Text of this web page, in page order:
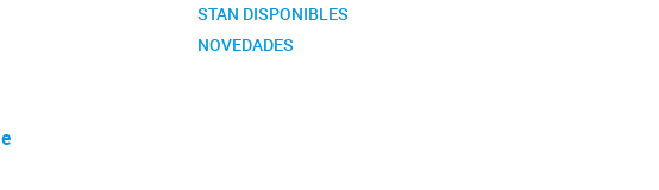
STAN DISPONIBLES
NOVEDADES